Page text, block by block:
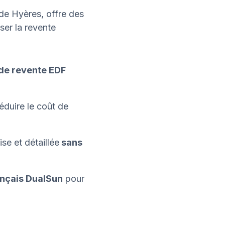
Hyères, offre des
la revente
revente EDF
le coût de
et détaillée sans
DualSun pour